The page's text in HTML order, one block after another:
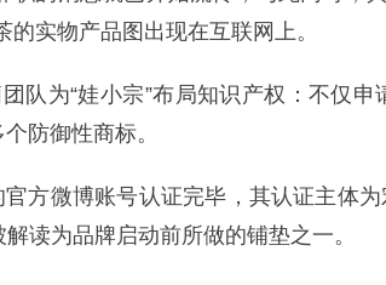
的实物产品图出现在互联网上。
队为“娃小宗”布局知识产权：不仅
防御性商标。
方微博账号认证完毕，其认证主体
读为品牌启动前所做的铺垫之一。